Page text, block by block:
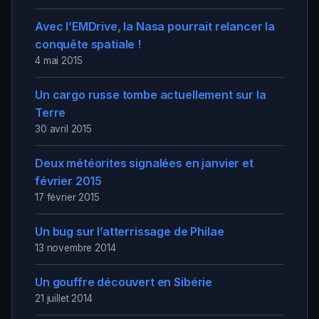
Avec l’EMDrive, la Nasa pourrait relancer la
conquête spatiale !
4 mai 2015
Un cargo russe tombe actuellement sur la
Terre
30 avril 2015
Deux météorites signalées en janvier et
février 2015
17 février 2015
Un bug sur l’atterrissage de Philae
13 novembre 2014
Un gouffre découvert en Sibérie
21 juillet 2014